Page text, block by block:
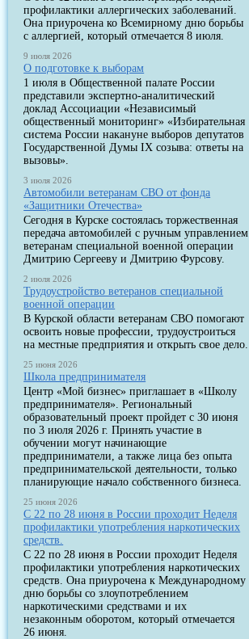
профилактики аллергических заболеваний.
Она приурочена ко Всемирному дню борьбы
с аллергией, который отмечается 8 июля.
9 июля 2026
О подготовке к выборам
1 июля в Общественной палате России
представили экспертно-аналитический
доклад Ассоциации «Независимый
общественный мониторинг» «Избирательная
система России накануне выборов депутатов
Государственной Думы IX созыва: ответы на
вызовы».
3 июля 2026
Автомобили ветеранам СВО от фонда
«Защитники Отечества»
Сегодня в Курске состоялась торжественная
передача автомобилей с ручным управлением
ветеранам специальной военной операции
Дмитрию Сергееву и Дмитрию Фурсову.
2 июля 2026
Трудоустройство ветеранов специальной
военной операции
В Курской области ветеранам СВО помогают
освоить новые профессии, трудоустроиться
на местные предприятия и открыть свое дело.
25 июня 2026
Школа предпринимателя
Центр «Мой бизнес» приглашает в «Школу
предпринимателя». Региональный
образовательный проект пройдет с 30 июня
по 3 июля 2026 г. Принять участие в
обучении могут начинающие
предприниматели, а также лица без опыта
предпринимательской деятельности, только
планирующие начало собственного бизнеса.
25 июня 2026
С 22 по 28 июня в России проходит Неделя
профилактики употребления наркотических
средств.
С 22 по 28 июня в России проходит Неделя
профилактики употребления наркотических
средств. Она приурочена к Международному
дню борьбы со злоупотреблением
наркотическими средствами и их
незаконным оборотом, который отмечается
26 июня.